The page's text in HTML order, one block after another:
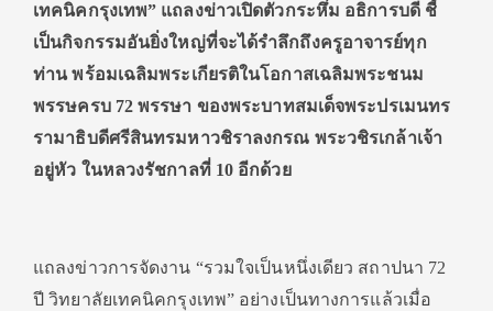
เทคนิคกรุงเทพ” แถลงข่าวเปิดตัวกระหึ่ม อธิการบดี ชี้
เป็นกิจกรรมอันยิ่งใหญ่ที่จะได้รำลึกถึงครูอาจารย์ทุก
ท่าน พร้อมเฉลิมพระเกียรติในโอกาสเฉลิมพระชนม
พรรษครบ 72 พรรษา ของพระบาทสมเด็จพระปรเมนทร
รามาธิบดีศรีสินทรมหาวชิราลงกรณ พระวชิรเกล้าเจ้า
อยู่หัว ในหลวงรัชกาลที่ 10 อีกด้วย
แถลงข่าวการจัดงาน “รวมใจเป็นหนึ่งเดียว สถาปนา 72
ปี วิทยาลัยเทคนิคกรุงเทพ” อย่างเป็นทางการแล้วเมื่อ